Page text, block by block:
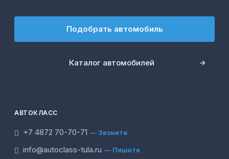
Подобрать автомобиль
Каталог автомобилей
АВТОКЛАСС
+7 4872 70-70-71 — Звоните
info@autoclass-tula.ru — Пишите